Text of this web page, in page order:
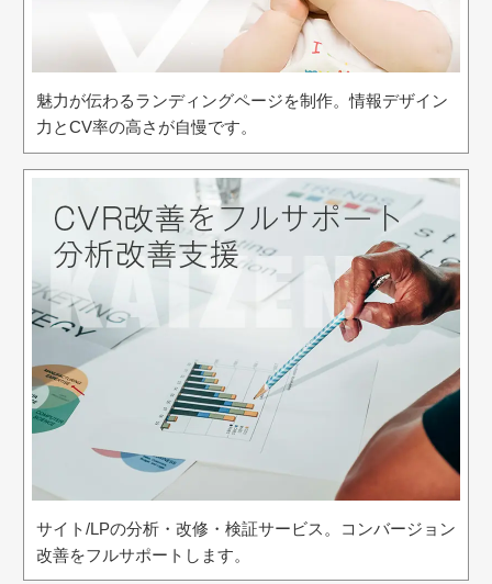
魅力が伝わるランディングページを制作。情報デザイン
力とCV率の高さが自慢です。
サイト/LPの分析・改修・検証サービス。コンバージョン
改善をフルサポートします。